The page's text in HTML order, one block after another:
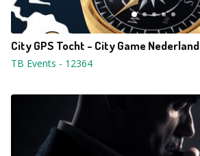
City GPS Tocht - City Game Nederland
TB Events - 12364